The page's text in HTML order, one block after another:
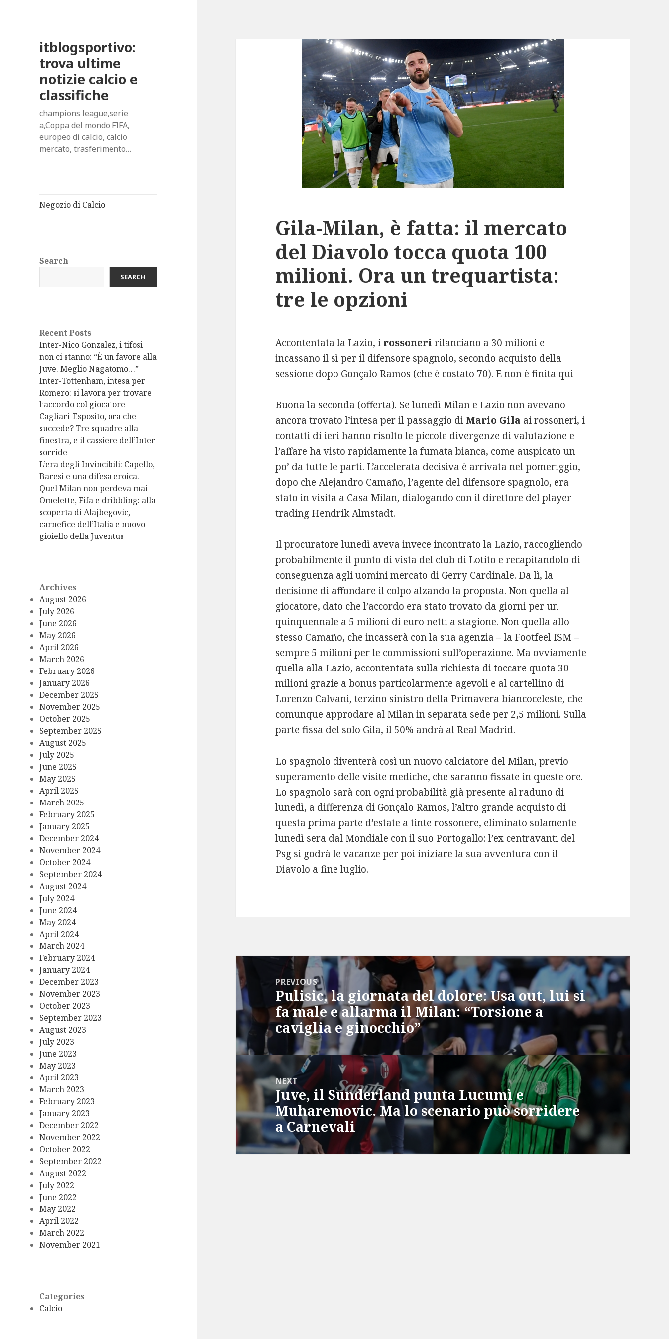
itblogsportivo:
trova ultime
notizie calcio e
classifiche
champions league,serie
a,Coppa del mondo FIFA,
europeo di calcio, calcio
mercato, trasferimento…
Negozio di Calcio
Search
SEARCH
Recent Posts
Inter-Nico Gonzalez, i tifosi
non ci stanno: “È un favore alla
Juve. Meglio Nagatomo…”
Inter-Tottenham, intesa per
Romero: si lavora per trovare
l’accordo col giocatore
Cagliari-Esposito, ora che
succede? Tre squadre alla
finestra, e il cassiere dell’Inter
sorride
L’era degli Invincibili: Capello,
Baresi e una difesa eroica.
Quel Milan non perdeva mai
Omelette, Fifa e dribbling: alla
scoperta di Alajbegovic,
carnefice dell’Italia e nuovo
gioiello della Juventus
Archives
August 2026
July 2026
June 2026
May 2026
April 2026
March 2026
February 2026
January 2026
December 2025
November 2025
October 2025
September 2025
August 2025
July 2025
June 2025
May 2025
April 2025
March 2025
February 2025
January 2025
December 2024
November 2024
October 2024
September 2024
August 2024
July 2024
June 2024
May 2024
April 2024
March 2024
February 2024
January 2024
December 2023
November 2023
October 2023
September 2023
August 2023
July 2023
June 2023
May 2023
April 2023
March 2023
February 2023
January 2023
December 2022
November 2022
October 2022
September 2022
August 2022
July 2022
June 2022
May 2022
April 2022
March 2022
November 2021
Categories
Calcio
Gila-Milan, è fatta: il mercato
del Diavolo tocca quota 100
milioni. Ora un trequartista:
tre le opzioni
Accontentata la Lazio, i rossoneri rilanciano a 30 milioni e
incassano il sì per il difensore spagnolo, secondo acquisto della
sessione dopo Gonçalo Ramos (che è costato 70). E non è finita qui
Buona la seconda (offerta). Se lunedì Milan e Lazio non avevano
ancora trovato l’intesa per il passaggio di Mario Gila ai rossoneri, i
contatti di ieri hanno risolto le piccole divergenze di valutazione e
l’affare ha visto rapidamente la fumata bianca, come auspicato un
po’ da tutte le parti. L’accelerata decisiva è arrivata nel pomeriggio,
dopo che Alejandro Camaño, l’agente del difensore spagnolo, era
stato in visita a Casa Milan, dialogando con il direttore del player
trading Hendrik Almstadt.
Il procuratore lunedì aveva invece incontrato la Lazio, raccogliendo
probabilmente il punto di vista del club di Lotito e recapitandolo di
conseguenza agli uomini mercato di Gerry Cardinale. Da lì, la
decisione di affondare il colpo alzando la proposta. Non quella al
giocatore, dato che l’accordo era stato trovato da giorni per un
quinquennale a 5 milioni di euro netti a stagione. Non quella allo
stesso Camaño, che incasserà con la sua agenzia – la Footfeel ISM –
sempre 5 milioni per le commissioni sull’operazione. Ma ovviamente
quella alla Lazio, accontentata sulla richiesta di toccare quota 30
milioni grazie a bonus particolarmente agevoli e al cartellino di
Lorenzo Calvani, terzino sinistro della Primavera biancoceleste, che
comunque approdare al Milan in separata sede per 2,5 milioni. Sulla
parte fissa del solo Gila, il 50% andrà al Real Madrid.
Lo spagnolo diventerà così un nuovo calciatore del Milan, previo
superamento delle visite mediche, che saranno fissate in queste ore.
Lo spagnolo sarà con ogni probabilità già presente al raduno di
lunedì, a differenza di Gonçalo Ramos, l’altro grande acquisto di
questa prima parte d’estate a tinte rossonere, eliminato solamente
lunedì sera dal Mondiale con il suo Portogallo: l’ex centravanti del
Psg si godrà le vacanze per poi iniziare la sua avventura con il
Diavolo a fine luglio.
Post
navigationPREVIOUS
Previous
post:
Pulisic, la giornata del dolore: Usa out, lui si
fa male e allarma il Milan: “Torsione a
caviglia e ginocchio”
NEXT
Next
post:
Juve, il Sunderland punta Lucumì e
Muharemovic. Ma lo scenario può sorridere
a Carnevali